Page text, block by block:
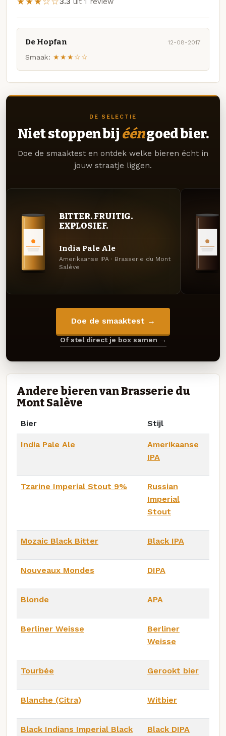
De Hopfan 12-08-2017
Smaak: ★★★☆☆
DE SELECTIE
Niet stoppen bij ééngoed bier.
Doe de smaaktest en ontdek welke bieren écht in
jouw straatje liggen.
BITTER. FRUITIG.
EXPLOSIEF.
India Pale Ale
Amerikaanse IPA · Brasserie du Mont
Salève
Doe de smaaktest →
Of stel direct je box samen →
Andere bieren van Brasserie du
Mont Salève
Bier Stijl
India Pale Ale
Amerikaanse
IPA
Tzarine Imperial Stout 9%
Russian
Imperial
Stout
Mozaic Black Bitter Black IPA
Nouveaux Mondes DIPA
Blonde APA
Berliner Weisse
Berliner
Weisse
Tourbée Gerookt bier
Blanche (Citra) Witbier
Black Indians Imperial Black
Black DIPA